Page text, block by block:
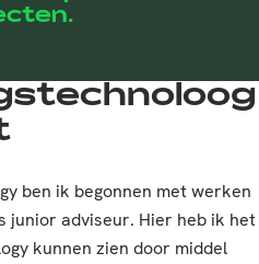
ben ik begonnen met werken
junior adviseur. Hier heb ik het
kunnen zien door middel